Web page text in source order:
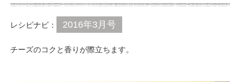
レシピナビ： 2016年3月号
チーズのコクと香りが際立ちます。